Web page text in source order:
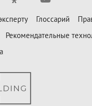
Глоссарий
Рекомендательные